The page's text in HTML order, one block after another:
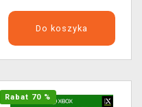
Do koszyka
Rabat 70 %